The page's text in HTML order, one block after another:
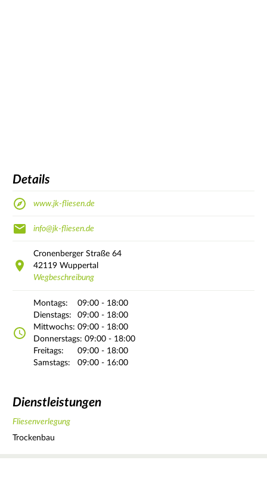
Details
www.jk-fliesen.de
info@jk-fliesen.de
Cronenberger Straße 64
42119 Wuppertal
Wegbeschreibung
Montags:
09:00 - 18:00
Dienstags:
09:00 - 18:00
Mittwochs: 09:00 - 18:00
Donnerstags: 09:00 - 18:00
Freitags:
09:00 - 18:00
Samstags:
09:00 - 16:00
Dienstleistungen
Fliesenverlegung
Trockenbau